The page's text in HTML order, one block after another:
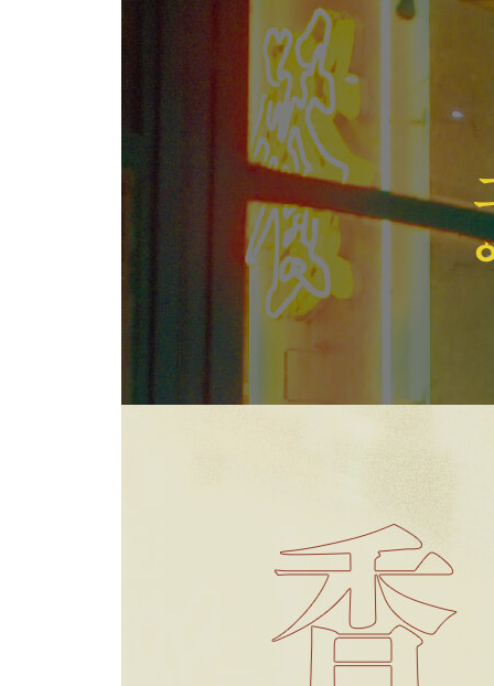
애드미럴티
파란색 타일이 인상적인 애드미럴티 역
통유리 경찰서의 진실, 퀸스웨이 플라자
성룡의 모든 것, 홍콩 컨벤션 센터
홍콩의 아침은 완차이에서 시작한다
홍콩의 옛 모습, 이절화원
장학우와 탕웨이는 호놀룰루 차찬텡에서
노스포인트
장국영의 팬이라면 반드시 들러야 할 퀸스 카페
홍콩영화의 무드가 물씬 느껴지는 사이잉푼
케네디타운 서쪽 사이완 수영창고와 〈색, 계〉 양
〈색, 계〉 〈유리의 성〉 속 젊은이들의 학교, 홍